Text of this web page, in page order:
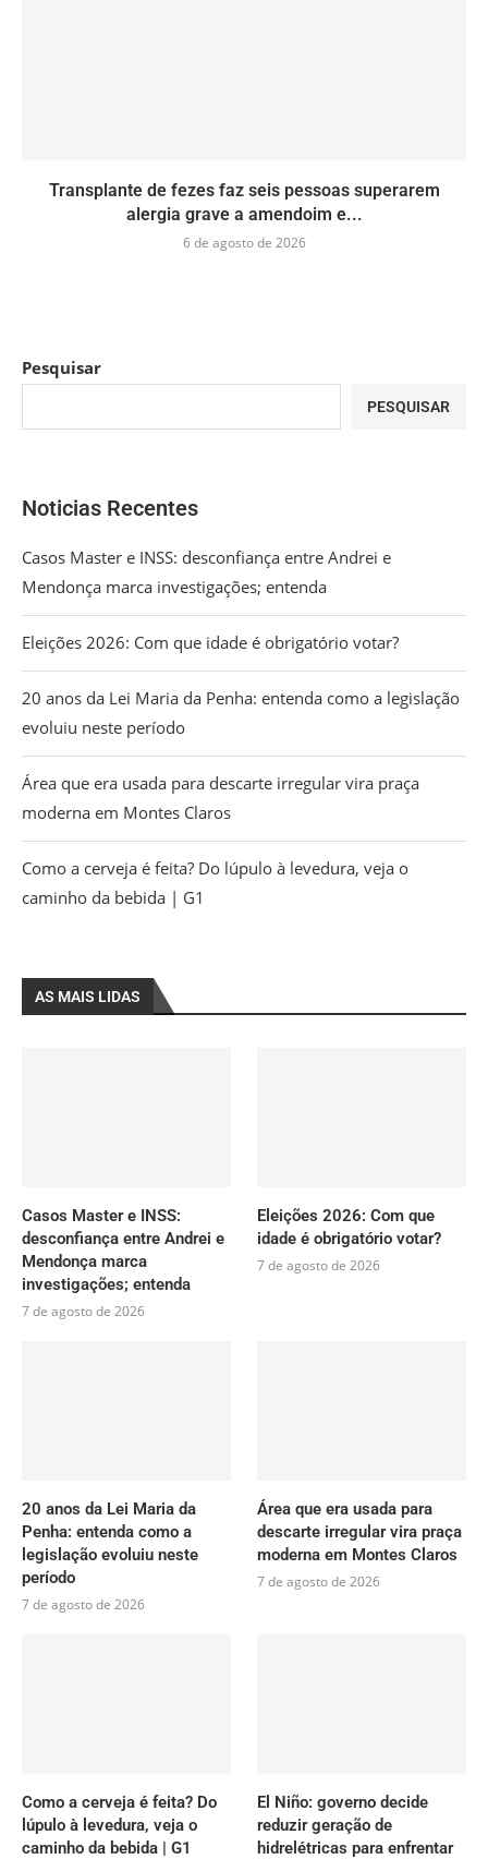
Transplante de fezes faz seis pessoas superarem
alergia grave a amendoim e...
6 de agosto de 2026
Pesquisar
PESQUISAR
Noticias Recentes
Casos Master e INSS: desconfiança entre Andrei e
Mendonça marca investigações; entenda
Eleições 2026: Com que idade é obrigatório votar?
20 anos da Lei Maria da Penha: entenda como a legislação
evoluiu neste período
Área que era usada para descarte irregular vira praça
moderna em Montes Claros
Como a cerveja é feita? Do lúpulo à levedura, veja o
caminho da bebida | G1
AS MAIS LIDAS
Casos Master e INSS:
desconfiança entre Andrei e
Mendonça marca
investigações; entenda
7 de agosto de 2026
Eleições 2026: Com que
idade é obrigatório votar?
7 de agosto de 2026
20 anos da Lei Maria da
Penha: entenda como a
legislação evoluiu neste
período
7 de agosto de 2026
Área que era usada para
descarte irregular vira praça
moderna em Montes Claros
7 de agosto de 2026
Como a cerveja é feita? Do
lúpulo à levedura, veja o
caminho da bebida | G1
El Niño: governo decide
reduzir geração de
hidrelétricas para enfrentar